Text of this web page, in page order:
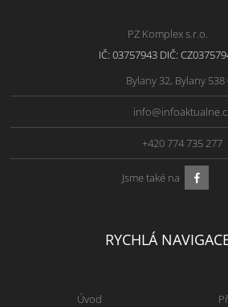
PZ Komplex s.r.o.
IČ: 03757943 DIČ:
Bylany 32, Bylany 538
+420 774 735 277
Jsme také na
RYCHLÁ
Úvod